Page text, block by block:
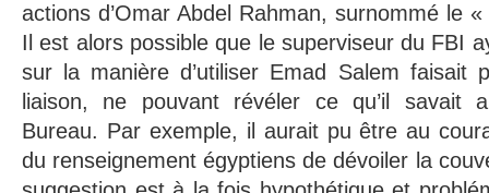
actions d’Omar Abdel Rahman, surnommé le «
Il est alors possible que le superviseur du FBI
sur la manière d’utiliser Emad Salem faisait
liaison, ne pouvant révéler ce qu’il savait
Bureau. Par exemple, il aurait pu être au
du renseignement égyptiens de dévoiler la